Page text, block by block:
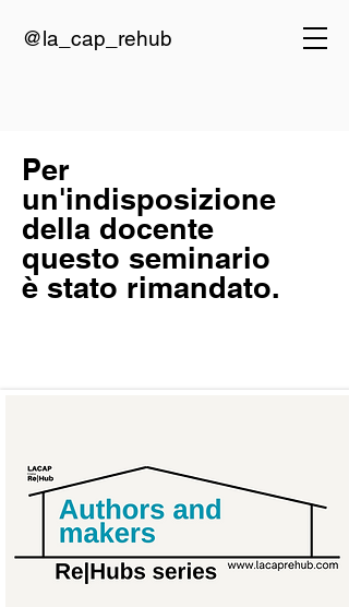
@la_cap_rehub
Per
un'indisposizione
della docente
questo seminario
è stato rimandato.